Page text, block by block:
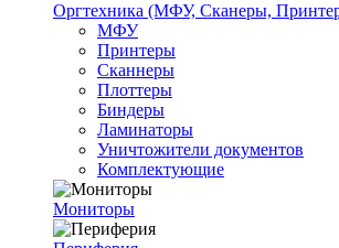
Оргтехника (МФУ, Сканеры,
МФУ
Принтеры
Сканнеры
Плоттеры
Биндеры
Ламинаторы
Уничтожители документов
Комплектующие
Мониторы